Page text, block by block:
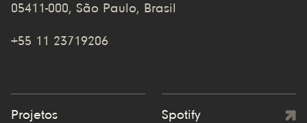
05411-000, São Paulo, Brasil
+55 11 23719206
Projetos
Spotify